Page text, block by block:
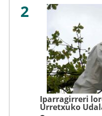
2
Iparragirreri
Urretxuko